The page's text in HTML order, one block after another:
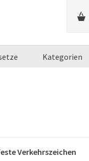
Kategorien
Verkehrszeichen